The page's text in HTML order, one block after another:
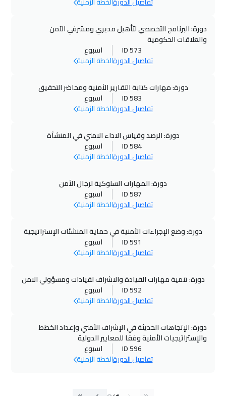
دورة: البرنامج التخصصي لتأهيل مديري ومشرفي الآمن
والعلاقات الحكومية
ID 573
اسبوع
تفاصيل الدورةالخطة الزمنية
دورة: مهارات كتابة التقارير الأمنية ومحاضر التحقيق
ID 583
اسبوع
تفاصيل الدورةالخطة الزمنية
دورة: الرصد وقياس الاداء الامني في المنشآة
ID 584
اسبوع
تفاصيل الدورةالخطة الزمنية
دورة: المهارات السلوكية لرجال الأمن
ID 587
اسبوع
تفاصيل الدورةالخطة الزمنية
دورة: وضع الإجراءات الأمنية في حماية المنشئات الإستراتيجية
ID 591
اسبوع
تفاصيل الدورةالخطة الزمنية
دورة: تنمية مهارات القيادة والاشراف لقيادات ومسؤولي الامن
ID 592
اسبوع
تفاصيل الدورةالخطة الزمنية
دورة: الإتجاهات الحديثة في الإشراف الأمني وإعداد الخطط
والإستراتيجيات الأمنية وفقا للمعايير الدولية
ID 596
اسبوع
تفاصيل الدورةالخطة الزمنية